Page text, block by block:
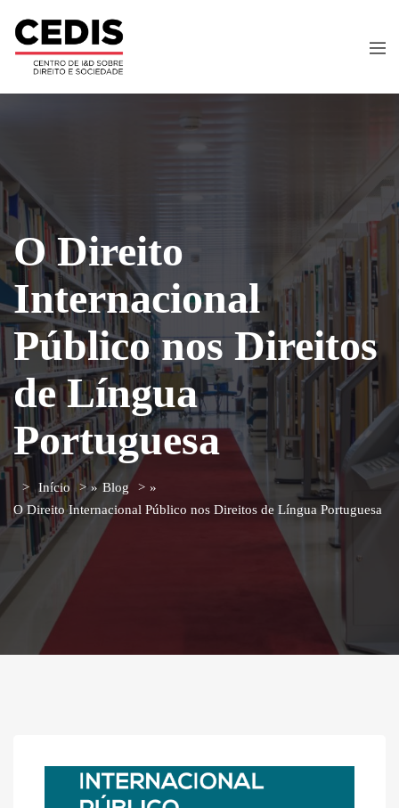
O Direito
Internacional
Público nos Direitos
de Língua
Portuguesa
Início » Blog
»
O Direito Internacional Público nos Direitos de Língua Portuguesa